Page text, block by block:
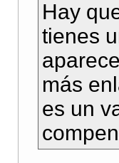
Hay
tienes
más
es un